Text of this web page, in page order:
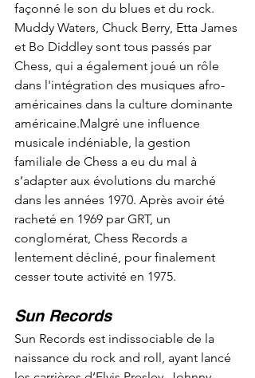
façonné le son du blues et du rock.
Muddy Waters, Chuck Berry, Etta James
et Bo Diddley sont tous passés par
Chess, qui a également joué un rôle
dans l'intégration des musiques afro-
américaines dans la culture dominante
américaine.Malgré une influence
musicale indéniable, la gestion
familiale de Chess a eu du mal à
s’adapter aux évolutions du marché
dans les années 1970. Après avoir été
racheté en 1969 par GRT, un
conglomérat, Chess Records a
lentement décliné, pour finalement
cesser toute activité en 1975.
Sun Records
Sun Records est indissociable de la
naissance du rock and roll, ayant lancé